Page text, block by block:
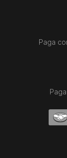
Paga